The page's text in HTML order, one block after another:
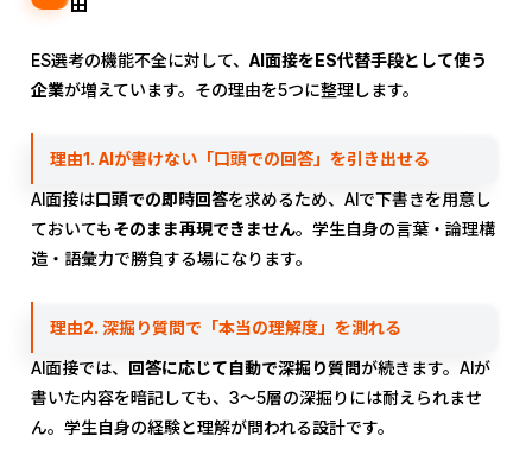
ES選考の機能不全に対して、 AI面接をES代替手段として使う
企業が増えています。その理由を5つに整理します。
理由1. AIが書けない「口頭での回答」を引き出せる
AI面接は口頭での即時回答を求めるため、AIで下書きを用意し
ておいてもそのまま再現できません。学生自身の言葉・論理構
造・語彙力で勝負する場になります。
理由2. 深掘り質問で「本当の理解度」を測れる
AI面接では、 回答に応じて自動で深掘り質問が続きます。AIが
書いた内容を暗記しても、3〜5層の深掘りには耐えられませ
ん。学生自身の経験と理解が問われる設計です。